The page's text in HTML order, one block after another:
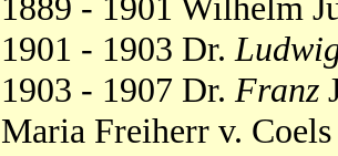
1901 - 1903 Dr.
1903 - 1907 Dr. Franz
Maria Freiherr v.